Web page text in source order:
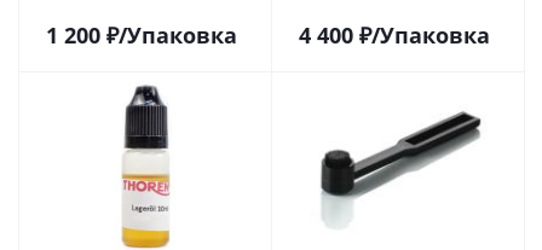
1 200₽/Упаковка 4 400₽/Упаковка